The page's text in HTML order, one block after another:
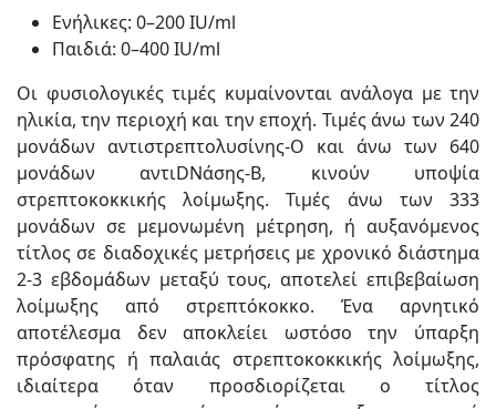
Ενήλικες: 0–200 IU/ml
Παιδιά: 0–400 IU/ml
Οι φυσιολογικές τιμές κυμαίνονται ανάλογα με την
ηλικία, την περιοχή και την εποχή. Τιμές άνω των 240
μονάδων αντιστρεπτολυσίνης-Ο και άνω των 640
μονάδων αντιDNάσης-Β, κινούν υποψία
στρεπτοκοκκικής λοίμωξης. Τιμές άνω των 333
μονάδων σε μεμονωμένη μέτρηση, ή αυξανόμενος
τίτλος σε διαδοχικές μετρήσεις με χρονικό διάστημα
2-3 εβδομάδων μεταξύ τους, αποτελεί επιβεβαίωση
λοίμωξης από στρεπτόκοκκο. Ένα αρνητικό
αποτέλεσμα δεν αποκλείει ωστόσο την ύπαρξη
πρόσφατης ή παλαιάς στρεπτοκοκκικής λοίμωξης,
ιδιαίτερα όταν προσδιορίζεται ο τίτλος